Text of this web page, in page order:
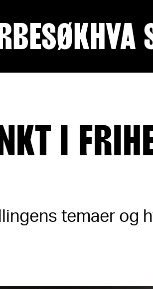
BESØKHVA
I
temaer og